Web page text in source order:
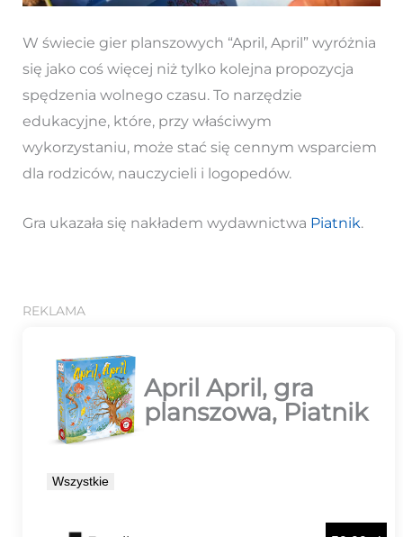
W świecie gier planszowych “April, April” wyróżnia
się jako coś więcej niż tylko kolejna propozycja
spędzenia wolnego czasu. To narzędzie
edukacyjne, które, przy właściwym
wykorzystaniu, może stać się cennym wsparciem
dla rodziców, nauczycieli i logopedów.
Gra ukazała się nakładem wydawnictwa Piatnik.